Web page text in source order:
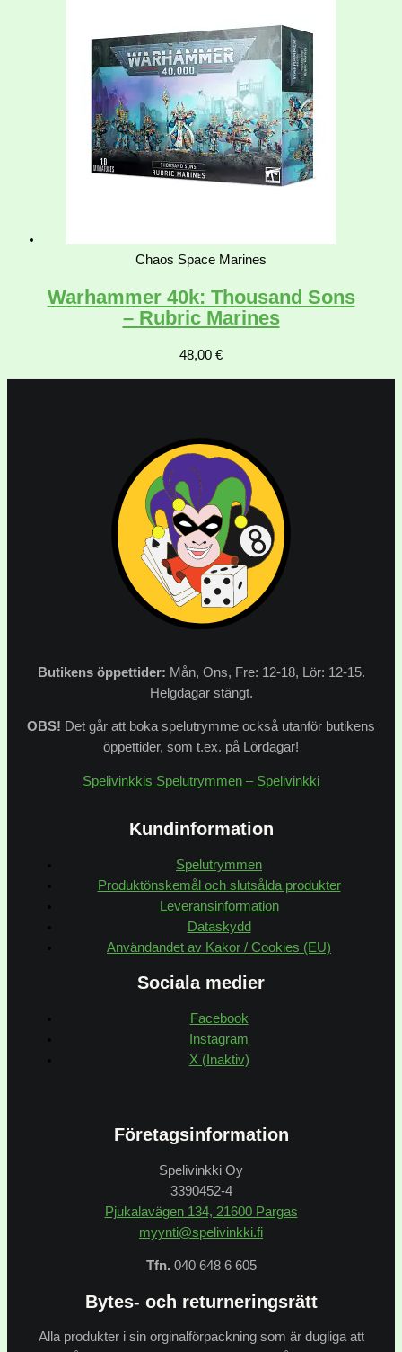
Chaos Space Marines
Warhammer 40k: Thousand Sons
– Rubric Marines
48,00 €
Butikens öppettider: Mån, Ons, Fre: 12-18, Lör: 12-15.
Helgdagar stängt.
OBS! Det går att boka spelutrymme också utanför butikens
öppettider, som t.ex. på Lördagar!
Spelivinkkis Spelutrymmen – Spelivinkki
Kundinformation
Spelutrymmen
Produktönskemål och slutsålda produkter
Leveransinformation
Dataskydd
Användandet av Kakor / Cookies (EU)
Sociala medier
Facebook
Instagram
X (Inaktiv)
Företagsinformation
Spelivinkki Oy
3390452-4
Pjukalavägen 134, 21600 Pargas
myynti@spelivinkki.fi
Tfn. 040 648 6 605
Bytes- och returneringsrätt
Alla produkter i sin orginalförpackning som är dugliga att